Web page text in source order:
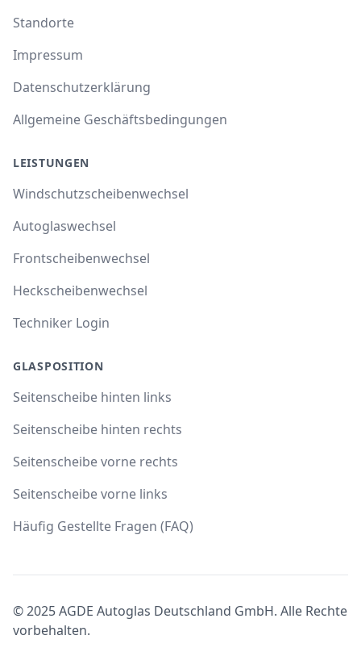
Standorte
Impressum
Datenschutzerklärung
Allgemeine Geschäftsbedingungen
LEISTUNGEN
Windschutzscheibenwechsel
Autoglaswechsel
Frontscheibenwechsel
Heckscheibenwechsel
Techniker Login
GLASPOSITION
Seitenscheibe hinten links
Seitenscheibe hinten rechts
Seitenscheibe vorne rechts
Seitenscheibe vorne links
Häufig Gestellte Fragen (FAQ)
© 2025 AGDE Autoglas Deutschland GmbH. Alle Rechte
vorbehalten.